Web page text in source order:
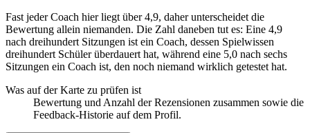
Fast jeder Coach hier liegt über 4,9, daher unterscheidet die
Bewertung allein niemanden. Die Zahl daneben tut es: Eine 4,9
nach dreihundert Sitzungen ist ein Coach, dessen Spielwissen
dreihundert Schüler überdauert hat, während eine 5,0 nach sechs
Sitzungen ein Coach ist, den noch niemand wirklich getestet hat.
Was auf der Karte zu prüfen ist
Bewertung und Anzahl der Rezensionen zusammen sowie die
Feedback-Historie auf dem Profil.